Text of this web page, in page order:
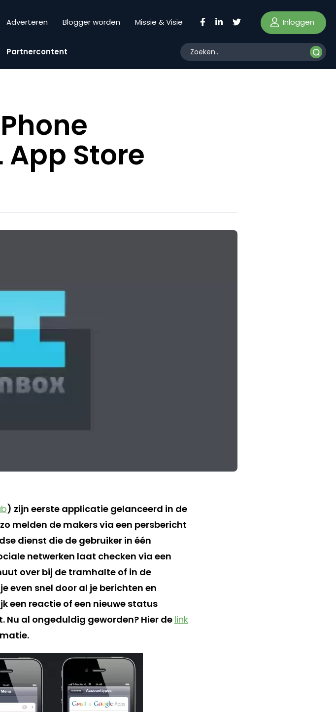
Adverteren Blogger worden Missie & Visie Inloggen
Partnercontent
Store
) zijn eerste applicatie gelanceerd in de
melden de makers via een persbericht
dienst die de gebruiker in één
netwerken laat checken via een
over bij de tramhalte of in de
even snel door al je berichten en
een reactie of een nieuwe status
al ongeduldig geworden? Hier de link